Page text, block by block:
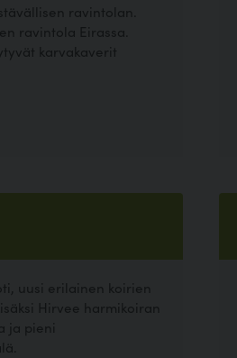
ravintolan.
ravintola Eirassa.
karvakaverit
uusi erilainen koirien
Hirvee harmikoiran
ja pieni